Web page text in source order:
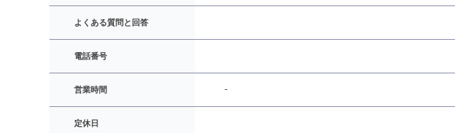
よくある質問と回答
電話番号
営業時間 -
定休日